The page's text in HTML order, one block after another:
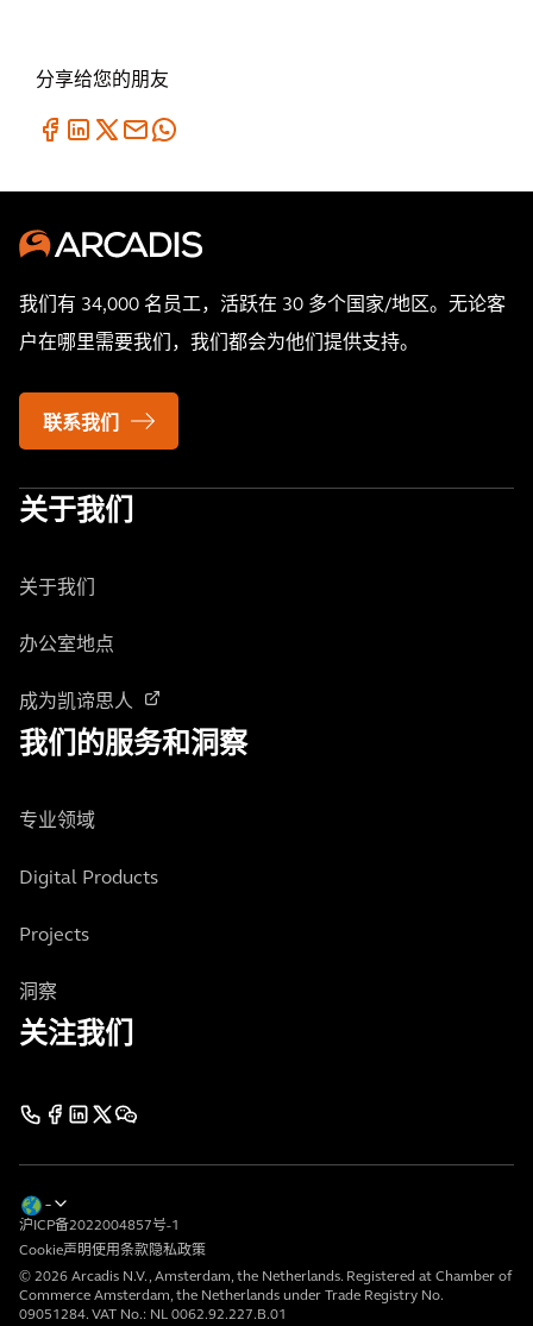
分享给您的朋友
我们有 34,000 名员工，活跃在 30 多个国家/地区。无论客
户在哪里需要我们，我们都会为他们提供支持。
联系我们
关于我们
关于我们
办公室地点
成为凯谛思人
我们的服务和洞察
专业领域
Digital Products
Projects
洞察
关注我们
© 2026 Arcadis N.V., Amsterdam, the Netherlands. Registered at Chamber of
Commerce Amsterdam, the Netherlands under Trade Registry No.
09051284. VAT No.: NL 0062.92.227.B.01
沪ICP备2022004857号-1
Cookie声明使用条款隐私政策